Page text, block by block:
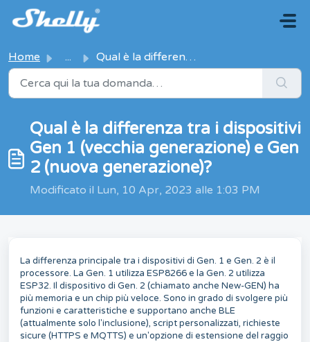
Salta al contenuto principale
Home ... Qual è la differenza tra i dispositivi Gen 1 (vecchia gen...
Qual è la differenza tra i dispositivi
Gen 1 (vecchia generazione) e Gen
2 (nuova generazione)?
Modificato il Lun, 10 Apr, 2023 alle 1:03 PM
La differenza principale tra i dispositivi di Gen. 1 e Gen. 2 è il
processore. La Gen. 1 utilizza ESP8266 e la Gen. 2 utilizza
ESP32. Il dispositivo di Gen. 2 (chiamato anche New-GEN) ha
più memoria e un chip più veloce. Sono in grado di svolgere più
funzioni e caratteristiche e supportano anche BLE
(attualmente solo l'inclusione), script personalizzati, richieste
sicure (HTTPS e MQTTS) e un'opzione di estensione del raggio